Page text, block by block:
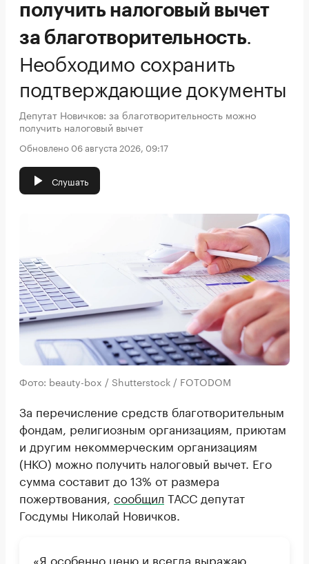
получить налоговый вычет
за благотворительность.
Необходимо сохранить
подтверждающие документы
Депутат Новичков: за благотворительность можно
получить налоговый вычет
Обновлено 06 августа 2026, 09:17
Слушать
Фото: beauty-box / Shutterstock / FOTODOM
За перечисление средств благотворительным
фондам, религиозным организациям, приютам
и другим некоммерческим организациям
(НКО) можно получить налоговый вычет. Его
сумма составит до 13% от размера
пожертвования, сообщил ТАСС депутат
Госдумы Николай Новичков.
«Я особенно ценю и всегда выражаю